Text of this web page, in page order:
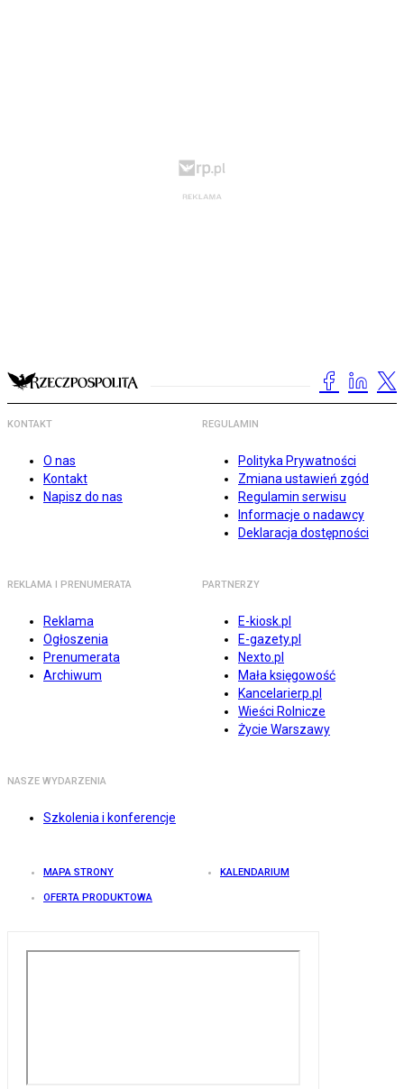
KONTAKT
O nas
Kontakt
Napisz do nas
REGULAMIN
Polityka Prywatności
Zmiana ustawień zgód
Regulamin serwisu
Informacje o nadawcy
Deklaracja dostępności
REKLAMA I PRENUMERATA
Reklama
Ogłoszenia
Prenumerata
Archiwum
PARTNERZY
E-kiosk.pl
E-gazety.pl
Nexto.pl
Mała księgowość
Kancelarierp.pl
Wieści Rolnicze
Życie Warszawy
NASZE WYDARZENIA
Szkolenia i konferencje
MAPA STRONY KALENDARIUM
OFERTA PRODUKTOWA